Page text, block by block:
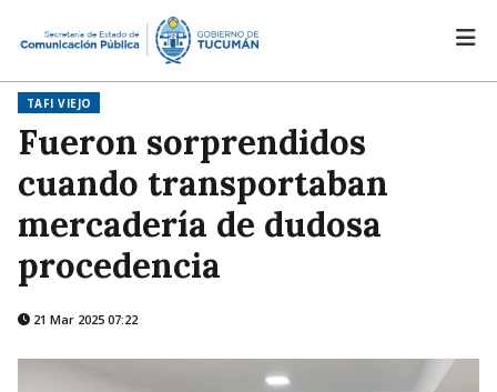
TAFI VIEJO
Fueron sorprendidos
cuando transportaban
mercadería de dudosa
procedencia
21 Mar 2025 07:22